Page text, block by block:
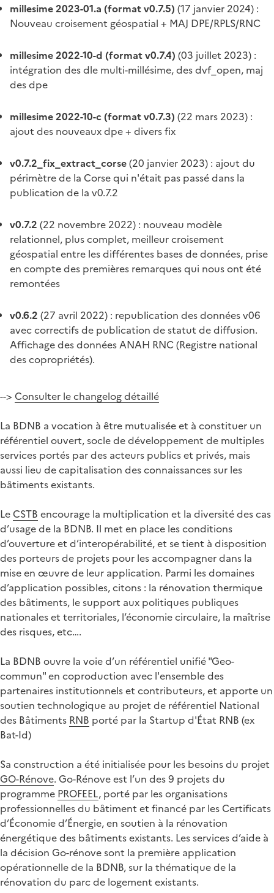
millesime 2023-01.a (format v0.7.5) (17 janvier 2024) :
Nouveau croisement géospatial + MAJ DPE/RPLS/RNC
millesime 2022-10-d (format v0.7.4) (03 juillet 2023) :
intégration des dle multi-millésime, des dvf_open, maj
des dpe
millesime 2022-10-c (format v0.7.3) (22 mars 2023) :
ajout des nouveaux dpe + divers fix
v0.7.2_fix_extract_corse(20 janvier 2023) : ajout du
périmètre de la Corse qui n'était pas passé dans la
publication de la v0.7.2
v0.7.2 (22 novembre 2022) : nouveau modèle
relationnel, plus complet, meilleur croisement
géospatial entre les différentes bases de données, prise
en compte des premières remarques qui nous ont été
remontées
v0.6.2 (27 avril 2022) : republication des données v06
avec correctifs de publication de statut de diffusion.
Affichage des données ANAH RNC (Registre national
des copropriétés).
--> Consulter le changelog détaillé
La BDNB a vocation à être mutualisée et à constituer un
référentiel ouvert, socle de développement de multiples
services portés par des acteurs publics et privés, mais
aussi lieu de capitalisation des connaissances sur les
bâtiments existants.
Le CSTB encourage la multiplication et la diversité des cas
d’usage de la BDNB. Il met en place les conditions
d’ouverture et d’interopérabilité, et se tient à disposition
des porteurs de projets pour les accompagner dans la
mise en œuvre de leur application. Parmi les domaines
d’application possibles, citons : la rénovation thermique
des bâtiments, le support aux politiques publiques
nationales et territoriales, l’économie circulaire, la maîtrise
des risques, etc….
La BDNB ouvre la voie d’un référentiel unifié "Geo-
commun" en coproduction avec l'ensemble des
partenaires institutionnels et contributeurs, et apporte un
soutien technologique au projet de référentiel National
des Bâtiments RNB porté par la Startup d'État RNB (ex
Bat-Id)
Sa construction a été initialisée pour les besoins du projet
GO-Rénove. Go-Rénove est l’un des 9 projets du
programme PROFEEL, porté par les organisations
professionnelles du bâtiment et financé par les Certificats
d’Économie d’Énergie, en soutien à la rénovation
énergétique des bâtiments existants. Les services d’aide à
la décision Go-rénove sont la première application
opérationnelle de la BDNB, sur la thématique de la
rénovation du parc de logement existants.